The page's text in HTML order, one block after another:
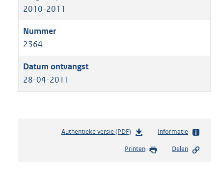
2010-2011
2364
28-04-2011
Authentieke versie (PDF)b
s
Informatie
Printen Delen